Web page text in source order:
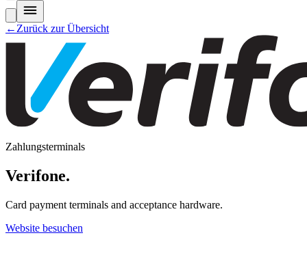
← Zurück zur Übersicht
Zahlungsterminals
Verifone.
Card payment terminals and acceptance hardware.
Website besuchen